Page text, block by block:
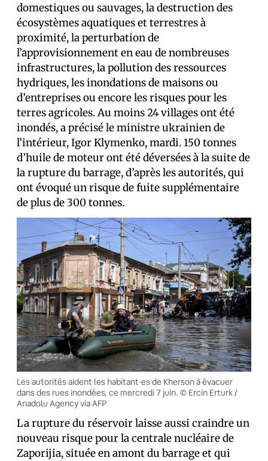
domestiques ou sauvages, la destruction des
écosystèmes aquatiques et terrestres à
proximité, la perturbation de
l’approvisionnement en eau de nombreuses
infrastructures, la pollution des ressources
hydriques, les inondations de maisons ou
d’entreprises ou encore les risques pour les
terres agricoles. Au moins 24 villages ont été
inondés, a précisé le ministre ukrainien de
l’intérieur, Igor Klymenko, mardi. 150 tonnes
d’huile de moteur ont été déversées à la suite de
la rupture du barrage, d’après les autorités, qui
ont évoqué un risque de fuite supplémentaire
de plus de 300 tonnes.
Les autorités aident les habitant·es de Kherson à évacuer
dans des rues inondées, ce mercredi 7 juin. © Ercin Erturk /
Anadolu Agency via AFP
La rupture du réservoir laisse aussi craindre un
nouveau risque pour la centrale nucléaire de
Zaporijia, située en amont du barrage et qui